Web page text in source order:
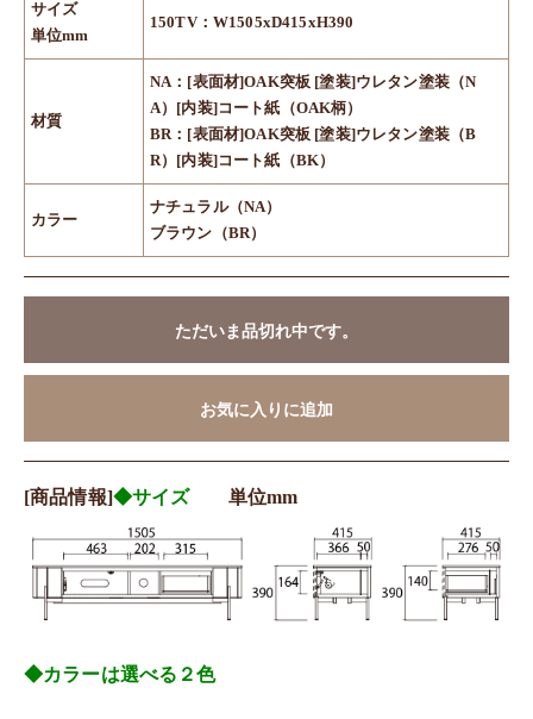
サイズ
単位mm
150TV：W1505xD415xH390
材質
NA：[表面材]OAK突板 [塗装]ウレタン塗装（N
A）[内装]コート紙（OAK柄）
BR：[表面材]OAK突板 [塗装]ウレタン塗装（B
R）[内装]コート紙（BK）
カラー
ナチュラル（NA）
ブラウン（BR）
ただいま品切れ中です。
お気に入りに追加
[商品情報]◆サイズ単位mm
◆カラーは選べる２色